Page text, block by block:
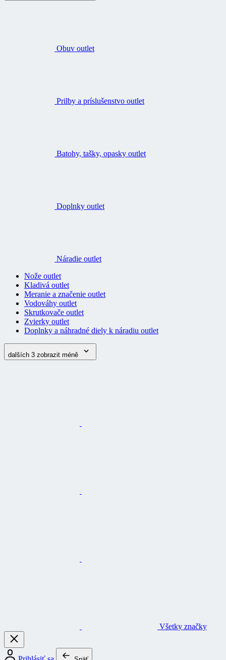
Obuv outlet
Prilby a príslušenstvo outlet
Batohy, tašky, opasky outlet
Doplnky outlet
Náradie outlet
Nože outlet
Kladivá outlet
Meranie a značenie outlet
Vodováhy outlet
Skrutkovače outlet
Zvierky outlet
Doplnky a náhradné diely k náradiu outlet
dalších 3 zobrazit méně
Všetky značky